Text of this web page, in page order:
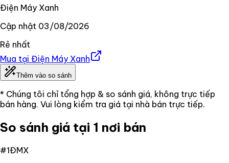
Điện Máy Xanh
Cập nhật 03/08/2026
Rẻ nhất
Mua tại Điện Máy Xanh
Thêm vào so sánh
* Chúng tôi chỉ tổng hợp & so sánh giá, không trực tiếp
bán hàng. Vui lòng kiểm tra giá tại nhà bán trực tiếp.
So sánh giá tại 1 nơi bán
#1ĐMX